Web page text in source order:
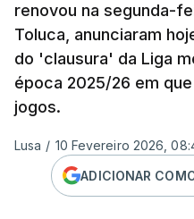
renovou na segunda-
Toluca, anunciaram
do 'clausura' da Liga
época 2025/26 em
jogos.
Lusa / 10 Fevereiro 2026,
ADICIONAR